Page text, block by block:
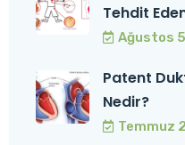
Tehdit
Ağustos
Patent
Nedir?
Temmuz